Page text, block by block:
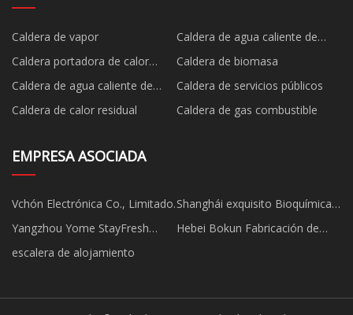
Caldera de vapor
Caldera de agua caliente de
vapor de combustible
Caldera portadora de calor
orgánico
Caldera de biomasa
Caldera de agua caliente de
vapor de biomasa
Caldera de servicios públicos
Caldera de calor residual
Caldera de gas combustible
EMPRESA ASOCIADA
Vchón Electrónica Co., Limitado.Shanghái exquisito Bioquímica
compañía, Limitado
Yangzhou Yome StayFresh
Tecnología CO ., Limitado
Hebei Bokun Fabricación de
escalera de alojamiento